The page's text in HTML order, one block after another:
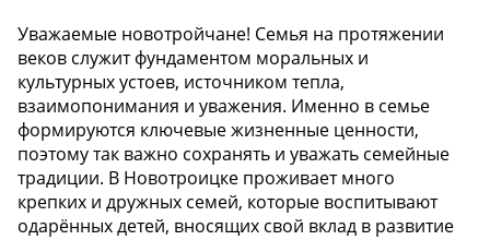
Уважаемые новотройчане! Семья на протяжении
веков служит фундаментом моральных и
культурных устоев, источником тепла,
взаимопонимания и уважения. Именно в семье
формируются ключевые жизненные ценности,
поэтому так важно сохранять и уважать семейные
традиции. В Новотроицке проживает много
крепких и дружных семей, которые воспитывают
одарённых детей, вносящих свой вклад в развитие